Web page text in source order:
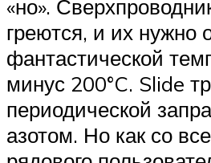
«но».
греются, и их нужно
фантастической
минус 200°C. Slide
периодической
азотом. Но как со